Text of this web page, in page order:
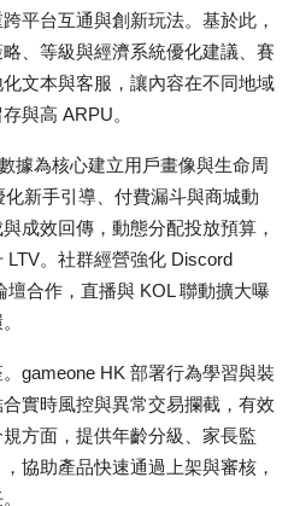
平台互通與創新玩法。基於此，
、等級與經濟系統優化建議、賽
文本與客服，讓內容在不同地域
與高 ARPU。
據為核心建立用戶畫像與生命周
新手引導、付費漏斗與商城動
成效回傳，動態分配投放預算，
。社群經營強化 Discord
壇合作，直播與 KOL 聯動擴大曝
gameone HK 部署行為學習與裝
實時風控與異常交易攔截，有效
方面，提供年齡分級、家長監
協助產品快速通過上架與審核，